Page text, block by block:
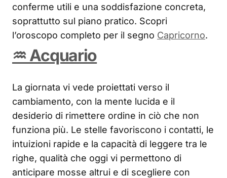
conferme utili e una soddisfazione concreta,
soprattutto sul piano pratico. Scopri
l’oroscopo completo per il segno Capricorno.
♒ Acquario
La giornata vi vede proiettati verso il
cambiamento, con la mente lucida e il
desiderio di rimettere ordine in ciò che non
funziona più. Le stelle favoriscono i contatti, le
intuizioni rapide e la capacità di leggere tra le
righe, qualità che oggi vi permettono di
anticipare mosse altrui e di scegliere con